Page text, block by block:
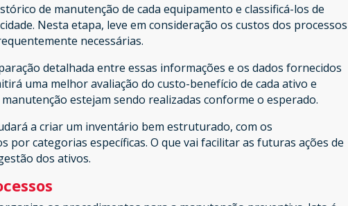
de manutenção de cada equipamento e classificá-los de
Nesta etapa, leve em consideração os custos dos processos
necessárias.
detalhada entre essas informações e os dados fornecidos
uma melhor avaliação do custo-benefício de cada ativo e
estejam sendo realizadas conforme o esperado.
a criar um inventário bem estruturado, com os
por categorias específicas. O que vai facilitar as futuras ações de
dos ativos.